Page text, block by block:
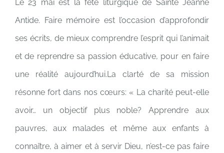
Le 23 mai est la fête liturgique de Sainte Jeanne
Antide. Faire mémoire est l’occasion d’approfondir
ses écrits, de mieux comprendre l’esprit qui l’animait
et de reprendre sa passion éducative, pour en faire
une réalité aujourd’hui.La clarté de sa mission
résonne fort dans nos cœurs: « La charité peut-elle
avoir… un objectif plus noble? Apprendre aux
pauvres, aux malades et même aux enfants à
connaître, à aimer et à servir Dieu, n’est-ce pas faire